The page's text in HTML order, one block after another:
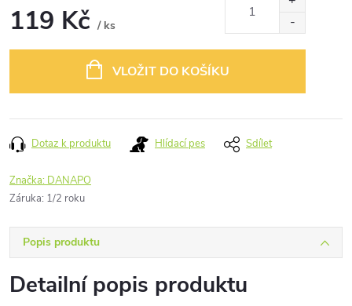
119 Kč / ks
VLOŽIT DO KOŠÍKU
Dotaz k produktu Hlídací pes Sdílet
Značka: DANAPO
Záruka: 1/2 roku
Popis produktu
Detailní popis produktu